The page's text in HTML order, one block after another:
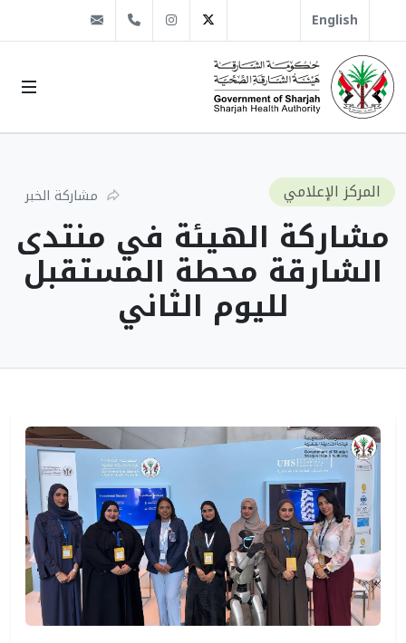
English
Twitter
Instagram
1666 509 6 971+
المركز الإعلامي مشاركة الخبر
مشاركة الهيئة في منتدى
الشارقة محطة المستقبل
لليوم الثاني